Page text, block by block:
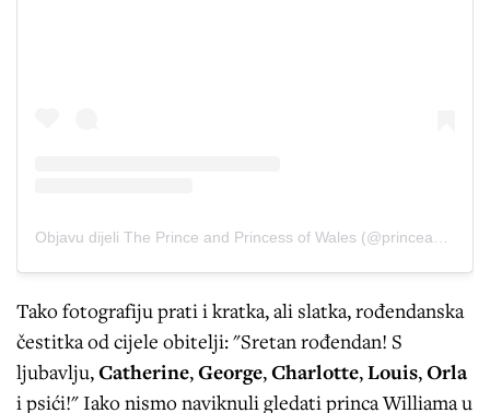
Objavu dijeli The Prince and Princess of Wales (@princeandprincessofwales)
Tako fotografiju prati i kratka, ali slatka, rođendanska
čestitka od cijele obitelji: "Sretan rođendan! S
ljubavlju,Catherine,George,Charlotte,Louis,Orla
i psići!" Iako nismo naviknuli gledati princa Williama u